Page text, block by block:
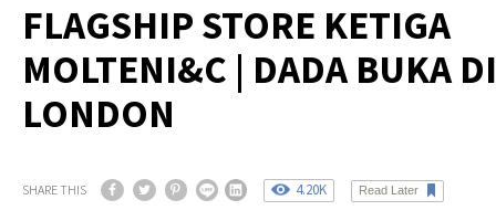
FLAGSHIP STORE KETIGA
MOLTENI&C | DADA BUKA DI
LONDON
SHARE THIS 4.20K Read Later